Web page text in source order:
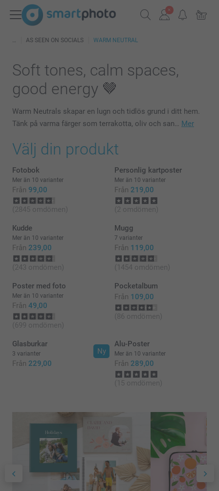
AS SEEN ON SOCIALS WARM NEUTRAL
Soft tones, calm spaces,
good energy 🤎
Warm Neutrals skapar en lugn och tidlös grund i ditt hem.
Tänk på varma färger som terrakotta, oliv och san… Mer
Välj din produkt
Fotobok
Mer än 10 varianter
Från 99,00
(2845 omdömen)
Personlig kartposter
Mer än 10 varianter
Från 219,00
(2 omdömen)
Kudde
Mer än 10 varianter
Från 239,00
(243 omdömen)
Mugg
7 varianter
Från 119,00
(1454 omdömen)
Poster med foto
Mer än 10 varianter
Från 49,00
(699 omdömen)
Pocketalbum
Från 109,00
(86 omdömen)
Ny
Glasburkar
3 varianter
Från 229,00
Alu-Poster
Mer än 10 varianter
Från 289,00
(15 omdömen)